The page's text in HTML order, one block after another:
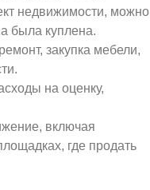
недвижимости, можно
была куплена.
закупка мебели,
на оценку,
включая
где продать